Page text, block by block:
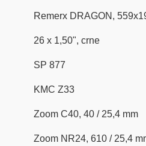
Remerx DRAGON,
26 x 1,50", crne
SP 877
KMC Z33
Zoom C40, 40 / 25,4 mm
Zoom NR24, 610 / 25,4